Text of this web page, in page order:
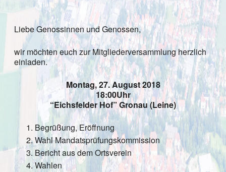
Liebe Genossinnen und Genossen,
wir möchten euch zur Mitgliederversammlung herzlich
einladen.
Montag, 27. August 2018
18:00Uhr
“Eichsfelder Hof” Gronau (Leine)
Begrüßung, Eröffnung
Wahl Mandatsprüfungskommission
Bericht aus dem Ortsverein
Wahlen